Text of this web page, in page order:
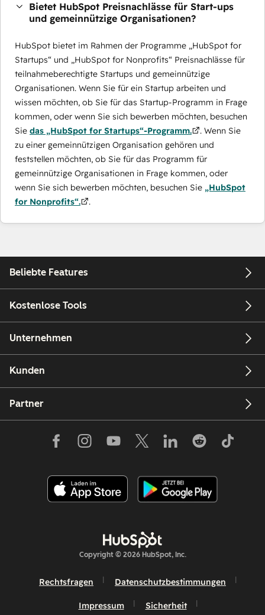
Bietet HubSpot Preisnachlässe für Start-ups
und gemeinnützige Organisationen?
HubSpot bietet im Rahmen der Programme „HubSpot for
Startups“ und „HubSpot for Nonprofits“ Preisnachlässe für
teilnahmeberechtigte Startups und gemeinnützige
Organisationen. Wenn Sie für ein Startup arbeiten und
wissen möchten, ob Sie für das Startup-Programm in Frage
kommen, oder wenn Sie sich bewerben möchten, besuchen
Sie das „HubSpot for Startups“-Programm.
. Wenn Sie
zu einer gemeinnützigen Organisation gehören und
feststellen möchten, ob Sie für das Programm für
gemeinnützige Organisationen in Frage kommen, oder
wenn Sie sich bewerben möchten, besuchen Sie „HubSpot
for Nonprofits“.
.
Beliebte Features
Kostenlose Tools
Unternehmen
Kunden
Partner
Copyright © 2026 HubSpot, Inc.
Rechtsfragen Datenschutzbestimmungen
Impressum Sicherheit